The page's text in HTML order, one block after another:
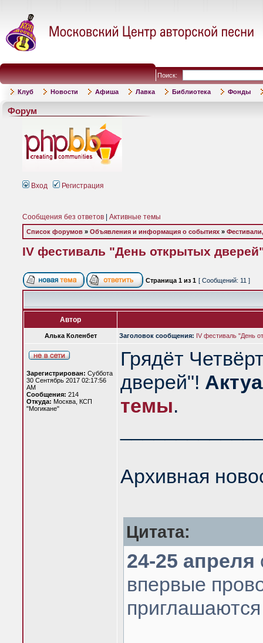
Поиск:
Клуб Новости Афиша Лавка Библиотека Фонды
Форум
Вход Регистрация
Сообщения без ответов Активные темы
Список форумов » Объявления и информация о событиях »
IV фестиваль "День открытых
Страница 1 из 1 [ Сообщений: 11 ]
Автор
Алька Коленбет Заголовок сообщения: IV фестиваль "День
Зарегистрирован: Суббота
30 Сентябрь 2017 02:17:56
AM
Сообщения: 214
Откуда: Москва, КСП
"Могикане"
Грядёт
дверей"!
темы.
Архивная
Цитата:
24-25 апреля
впервые